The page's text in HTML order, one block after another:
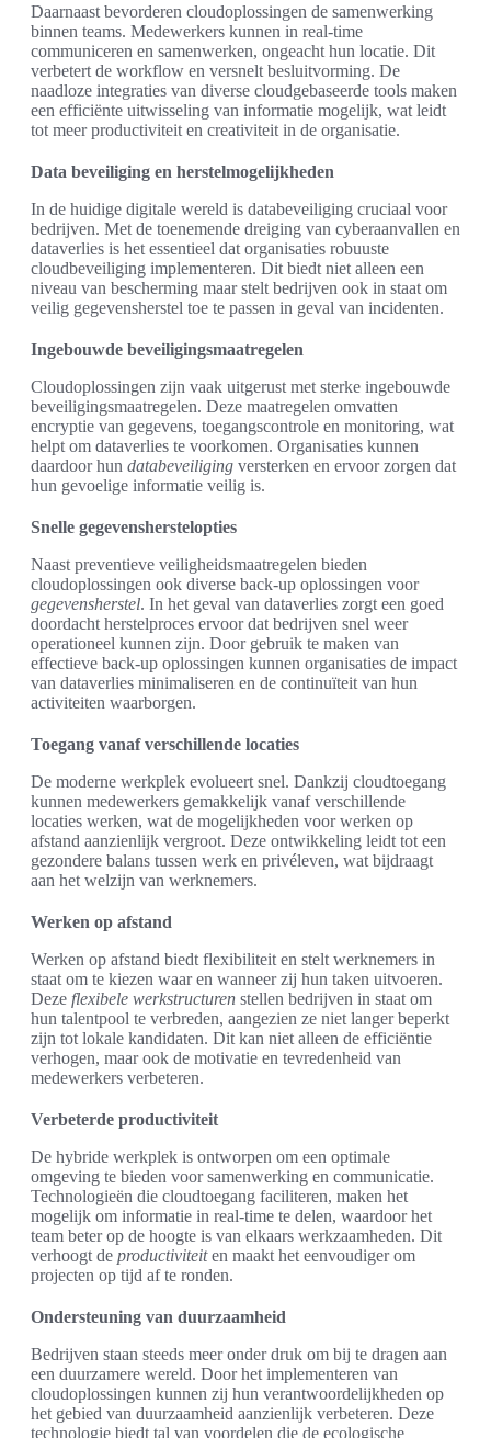
Daarnaast bevorderen cloudoplossingen de samenwerking
binnen teams. Medewerkers kunnen in real-time
communiceren en samenwerken, ongeacht hun locatie. Dit
verbetert de workflow en versnelt besluitvorming. De
naadloze integraties van diverse cloudgebaseerde tools maken
een efficiënte uitwisseling van informatie mogelijk, wat leidt
tot meer productiviteit en creativiteit in de organisatie.
Data beveiliging en herstelmogelijkheden
In de huidige digitale wereld is databeveiliging cruciaal voor
bedrijven. Met de toenemende dreiging van cyberaanvallen en
dataverlies is het essentieel dat organisaties robuuste
cloudbeveiliging implementeren. Dit biedt niet alleen een
niveau van bescherming maar stelt bedrijven ook in staat om
veilig gegevensherstel toe te passen in geval van incidenten.
Ingebouwde beveiligingsmaatregelen
Cloudoplossingen zijn vaak uitgerust met sterke ingebouwde
beveiligingsmaatregelen. Deze maatregelen omvatten
encryptie van gegevens, toegangscontrole en monitoring, wat
helpt om dataverlies te voorkomen. Organisaties kunnen
daardoor hun databeveiliging versterken en ervoor zorgen dat
hun gevoelige informatie veilig is.
Snelle gegevensherstelopties
Naast preventieve veiligheidsmaatregelen bieden
cloudoplossingen ook diverse back-up oplossingen voor
gegevensherstel. In het geval van dataverlies zorgt een goed
doordacht herstelproces ervoor dat bedrijven snel weer
operationeel kunnen zijn. Door gebruik te maken van
effectieve back-up oplossingen kunnen organisaties de impact
van dataverlies minimaliseren en de continuïteit van hun
activiteiten waarborgen.
Toegang vanaf verschillende locaties
De moderne werkplek evolueert snel. Dankzij cloudtoegang
kunnen medewerkers gemakkelijk vanaf verschillende
locaties werken, wat de mogelijkheden voor werken op
afstand aanzienlijk vergroot. Deze ontwikkeling leidt tot een
gezondere balans tussen werk en privéleven, wat bijdraagt
aan het welzijn van werknemers.
Werken op afstand
Werken op afstand biedt flexibiliteit en stelt werknemers in
staat om te kiezen waar en wanneer zij hun taken uitvoeren.
Deze flexibele werkstructuren stellen bedrijven in staat om
hun talentpool te verbreden, aangezien ze niet langer beperkt
zijn tot lokale kandidaten. Dit kan niet alleen de efficiëntie
verhogen, maar ook de motivatie en tevredenheid van
medewerkers verbeteren.
Verbeterde productiviteit
De hybride werkplek is ontworpen om een optimale
omgeving te bieden voor samenwerking en communicatie.
Technologieën die cloudtoegang faciliteren, maken het
mogelijk om informatie in real-time te delen, waardoor het
team beter op de hoogte is van elkaars werkzaamheden. Dit
verhoogt de productiviteiten maakt het eenvoudiger om
projecten op tijd af te ronden.
Ondersteuning van duurzaamheid
Bedrijven staan steeds meer onder druk om bij te dragen aan
een duurzamere wereld. Door het implementeren van
cloudoplossingen kunnen zij hun verantwoordelijkheden op
het gebied van duurzaamheid aanzienlijk verbeteren. Deze
technologie biedt tal van voordelen die de ecologische